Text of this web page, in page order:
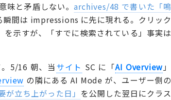
味と矛盾しない。archives/48 で書いた「
間は impressions に先に現れる。クリッ
示すが、「すでに検索されている」事実
5/16 朝、当 サイト SC に「AI Overview
の隣にある AI Mode が、ユーザー側
が立ち上がった日」 を公開した翌日にクラ